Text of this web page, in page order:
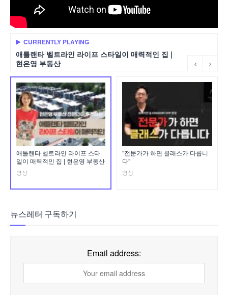
CURRENTLY PLAYING
애틀랜타 벨트라인 라이프 스타일이 매력적인 집 |
현은영 부동산
애틀랜타 벨트라인 라이프 스타
일이 매력적인 집 | 현은영 부동산
영상
“전문가가 하면 클래스가 다릅니
다”
영상
뉴스레터 구독하기
Email address: